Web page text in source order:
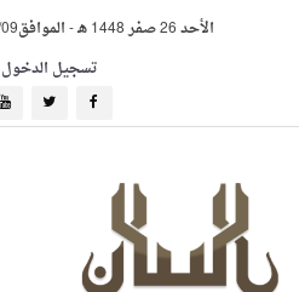
الأحد 26 صفر 1448 هـ -الموافق2026/08/09م
تسجيل الدخول